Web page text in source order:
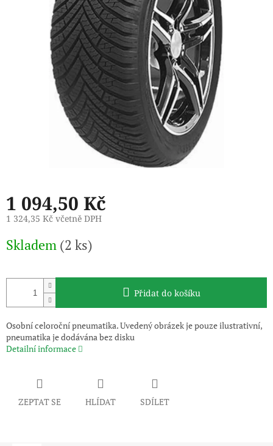
1 094,50 Kč
1 324,35 Kč včetně DPH
cena:
Skladem (2 ks)
Přidat do košíku
Osobní celoroční pneumatika. Uvedený obrázek je pouze ilustrativní,
pneumatika je dodávána bez disku
Detailní informace
ZEPTAT SE HLÍDAT SDÍLET